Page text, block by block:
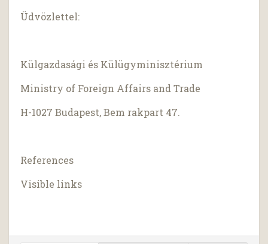
Üdvözlettel:
Külgazdasági és Külügyminisztérium
Ministry of Foreign Affairs and Trade
H-1027 Budapest, Bem rakpart 47.
References
Visible links